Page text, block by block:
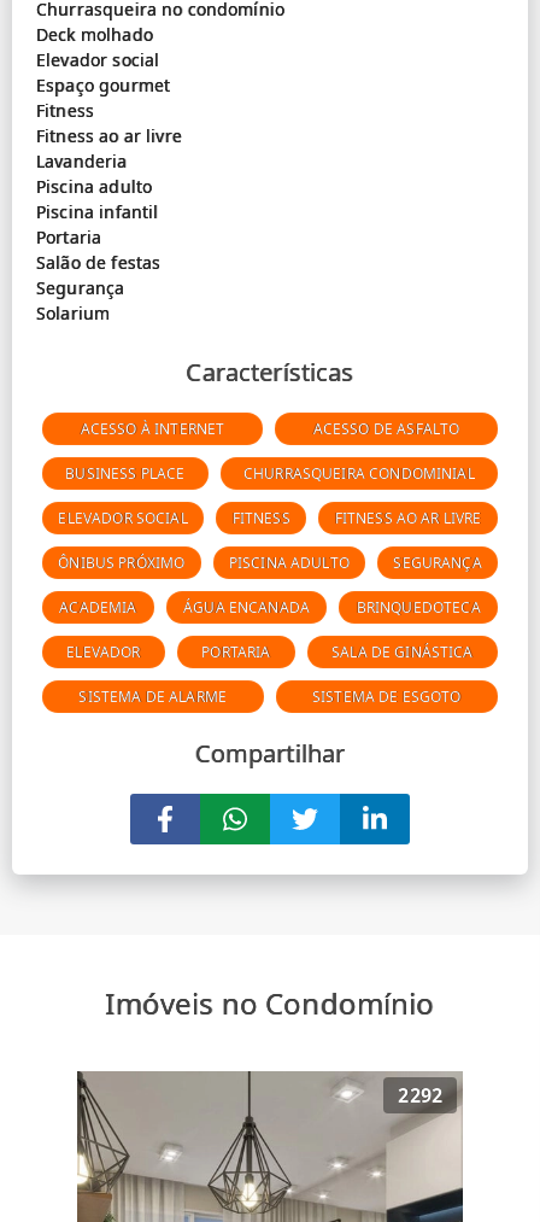
Churrasqueira no condomínio
Deck molhado
Elevador social
Espaço gourmet
Fitness
Fitness ao ar livre
Lavanderia
Piscina adulto
Piscina infantil
Portaria
Salão de festas
Segurança
Características
ACESSO À INTERNET ACESSO DE ASFALTO
BUSINESS PLACE CHURRASQUEIRA CONDOMINIAL
ELEVADOR SOCIAL FITNESS FITNESS AO AR LIVRE
ÔNIBUS PRÓXIMO PISCINA ADULTO SEGURANÇA
ACADEMIA ÁGUA ENCANADA BRINQUEDOTECA
ELEVADOR PORTARIA SALA DE GINÁSTICA
SISTEMA DE ALARME SISTEMA DE ESGOTO
Compartilhar
Imóveis no Condomínio
2292